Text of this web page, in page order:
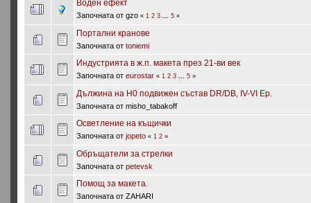
Воден ефект
Започната от gzo « 1 2 3 5»
Портални кранове
Започната от toniemi
Индустрията в ж.п. макета през 21-ви век
Започната от eurostar « 1 2 3 5»
Дължина на Н0 подвижен състав DR/DB, IV-VI Ep.
Започната от misho_tabakoff
Осветление на къщички
Започната от jopeto « 1 2»
Обръщатели за стрелки
Започната от petevsk
Помощ за макета.
Започната от ZAHARI